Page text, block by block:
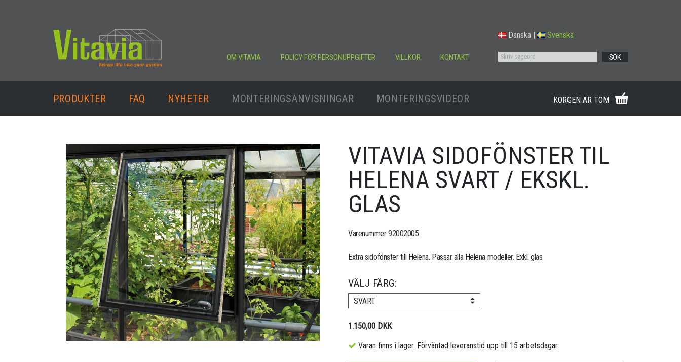
OM VITAVIA POLICY FÖR PERSONUPPGIFTER VILLKOR KONTAKT
Danska | Svenska
SÖK
PRODUKTER FAQ NYHETER MONTERINGSANVISNINGAR MONTERINGSVIDEOR KORGEN ÄR TOM
VITAVIA SIDOFÖNSTER TIL
HELENA SVART / EKSKL.
GLAS
Varenummer 92002005
Extra sidofönster till Helena. Passar alla Helena modeller. Exkl. glas.
VÄLJ FÄRG:
SVART
1.150,00 DKK
Varan finns i lager. Förväntad leveranstid upp till 15 arbetsdagar.